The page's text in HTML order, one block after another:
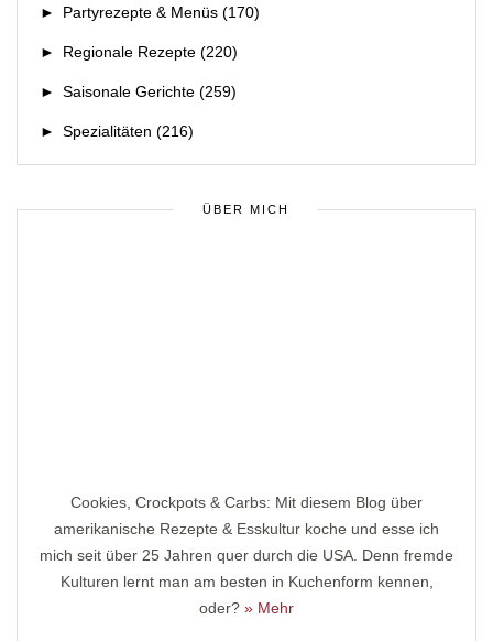
► Partyrezepte & Menüs (170)
► Regionale Rezepte (220)
► Saisonale Gerichte (259)
► Spezialitäten (216)
ÜBER MICH
Cookies, Crockpots & Carbs: Mit diesem Blog über
amerikanische Rezepte & Esskultur koche und esse ich
mich seit über 25 Jahren quer durch die USA. Denn fremde
Kulturen lernt man am besten in Kuchenform kennen,
oder? » Mehr